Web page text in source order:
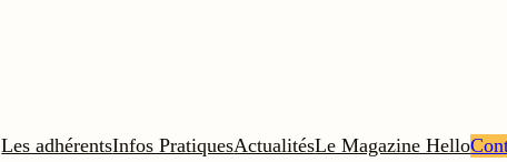
Les adhérentsInfos PratiquesActualitésLe Magazine Hello